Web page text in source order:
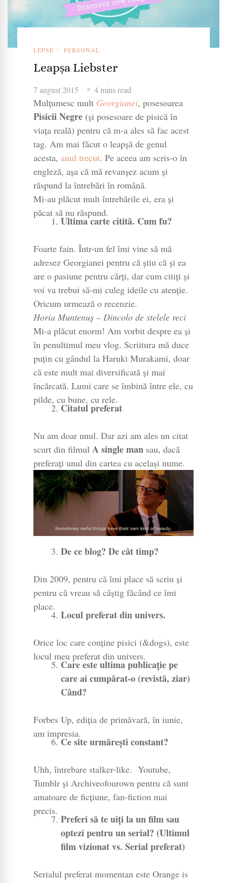
LEPSE PERSONAL
Leapșa Liebster
7 august 2015 4 mins read
Mulțumesc mult Georgianei, posesoarea
Pisicii Negre(și posesoare de pisică în
viața reală) pentru că m-a ales să fac acest
tag. Am mai făcut o leapșă de genul
acesta, anul trecut. Pe aceea am scris-o în
engleză, așa că mă revanșez acum și
răspund la întrebări în română.
Mi-au plăcut mult întrebările ei, era și
păcat să nu răspund.
Ultima carte citită. Cum fu?
Foarte fain. Într-un fel îmi vine să mă
adresez Georgianei pentru că știu că și ea
are o pasiune pentru cărți, dar cum citiți și
voi va trebui să-mi culeg ideile cu atenție.
Oricum urmează o recenzie.
Horia Muntenuș – Dincolo de stelele reci
Mi-a plăcut enorm! Am vorbit despre ea și
în penultimul meu vlog. Scriitura mă duce
puțin cu gândul la Haruki Murakami, doar
că este mult mai diversificată și mai
încărcată. Lumi care se îmbină între ele, cu
pilde, cu bune, cu rele.
Citatul preferat
Nu am doar unul. Dar azi am ales un citat
scurt din filmul A single man sau, dacă
preferați unul din cartea cu același nume.
De ce blog? De cât timp?
Din 2009, pentru că îmi place să scriu și
pentru că vreau să câștig făcând ce îmi
place.
Locul preferat din univers.
Orice loc care conține pisici (&dogs), este
locul meu preferat din univers.
Care este ultima publicație pe
care ai cumpărat-o (revistă, ziar)
Când?
Forbes Up, ediția de primăvară, în iunie,
am impresia.
Ce site urmărești constant?
Uhh, întrebare stalker-like. Youtube,
Tumblr și Archiveofourown pentru că sunt
amatoare de ficțiune, fan-fiction mai
precis.
Preferi să te uiți la un film sau
optezi pentru un serial? (Ultimul
film vizionat vs. Serial preferat)
Serialul preferat momentan este Orange is